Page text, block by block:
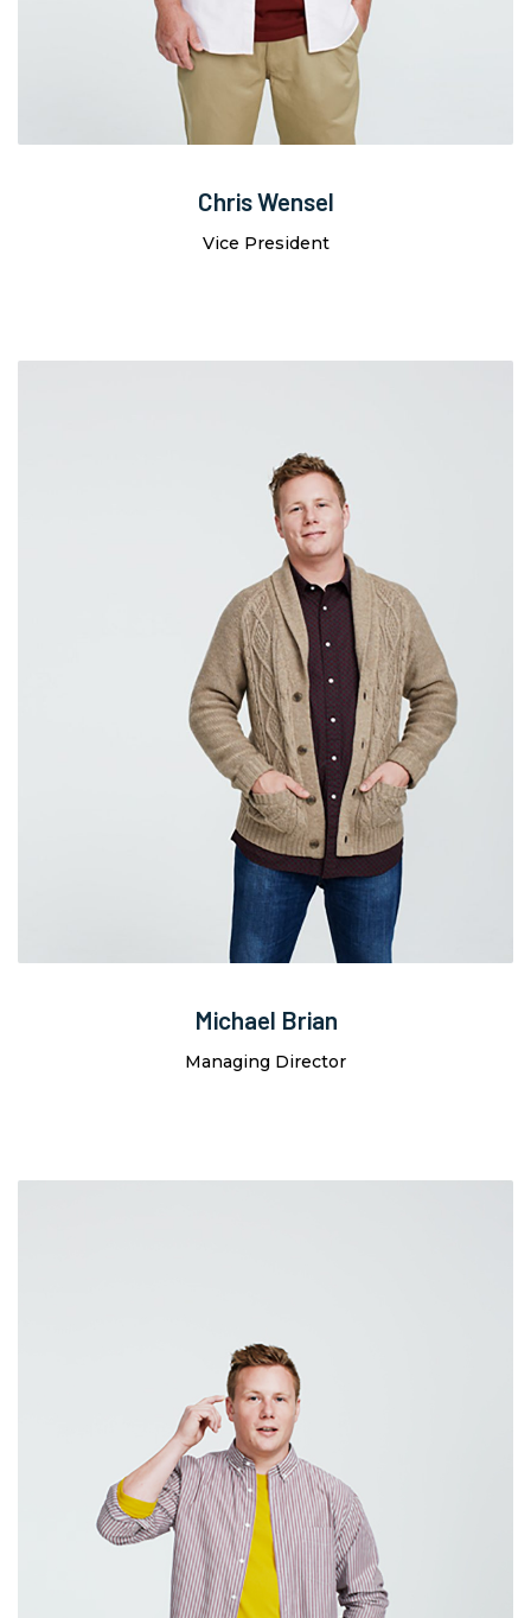
Chris Wensel
Vice President
Michael Brian
Managing Director